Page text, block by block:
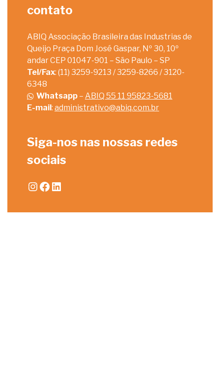
contato
ABIQ Associação Brasileira das Industrias de
Queijo Praça Dom José Gaspar, Nº 30, 10º
andar CEP 01047-901 – São Paulo – SP
Tel/Fax: (11) 3259-9213 / 3259-8266 / 3120-
6348
Whatsapp – ABIQ 55 11 95823-5681
E-mail: administrativo@abiq.com.br
Siga-nos nas nossas redes
sociais
Instagram
Facebook
LinkedIn